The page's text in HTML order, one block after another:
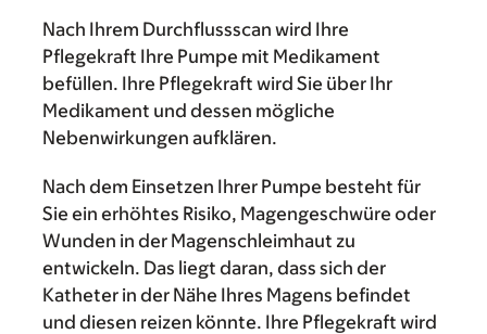
Nach Ihrem Durchflussscan wird Ihre
Pflegekraft Ihre Pumpe mit Medikament
befüllen. Ihre Pflegekraft wird Sie über Ihr
Medikament und dessen mögliche
Nebenwirkungen aufklären.
Nach dem Einsetzen Ihrer Pumpe besteht für
Sie ein erhöhtes Risiko, Magengeschwüre oder
Wunden in der Magenschleimhaut zu
entwickeln. Das liegt daran, dass sich der
Katheter in der Nähe Ihres Magens befindet
und diesen reizen könnte. Ihre Pflegekraft wird